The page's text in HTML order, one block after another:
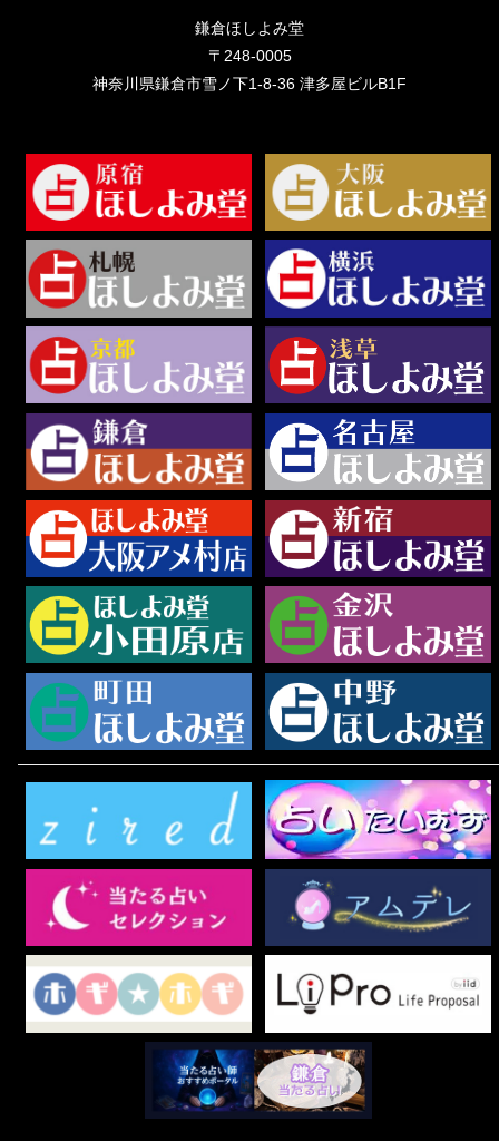
鎌倉ほしよみ堂
〒248-0005
神奈川県鎌倉市雪ノ下1-8-36 津多屋ビルB1F